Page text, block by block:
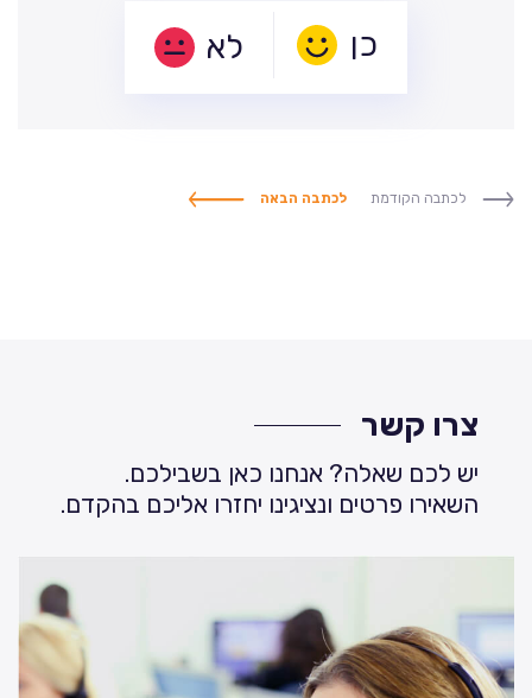
לא
לכתבה הקודמת לכתבה הבאה
צרו קשר
יש לכם שאלה? אנחנו כאן בשבילכם.
השאירו פרטים ונציגינו יחזרו אליכם בהקדם.